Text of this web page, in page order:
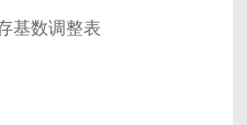
基数调整表